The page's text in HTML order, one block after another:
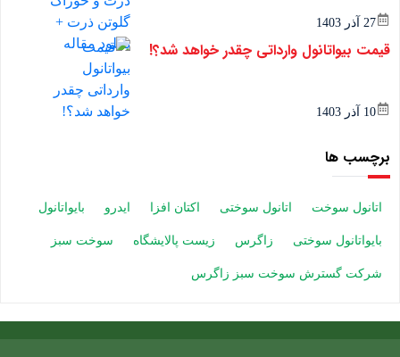
27 آذر 1403
قیمت بیواتانول وارداتی چقدر خواهد شد؟!
10 آذر 1403
برچسب ها
اتانول سوخت اتانول سوختی اکتان افزا ایدرو بایواتانول
بایواتانول سوختی زاگرس زیست پالایشگاه سوخت سبز
شرکت گسترش سوخت سبز زاگرس